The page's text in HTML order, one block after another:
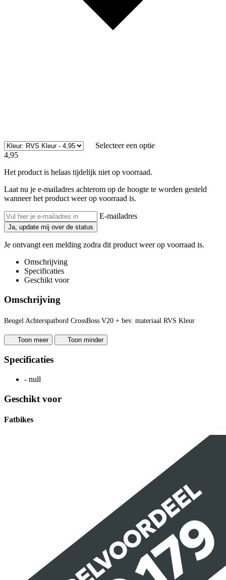
Selecteer een optie
4,95
Het product is helaas tijdelijk niet op voorraad.
Laat nu je e-mailadres achterom op de hoogte te worden gesteld
wanneer het product weer op voorraad is.
E-mailadres
Ja, update mij over de status
Je ontvangt een melding zodra dit product weer op voorraad is.
Omschrijving
Specificaties
Geschikt voor
Omschrijving
Beugel Achterspatbord CrossBoss V20 + bev. materiaal RVS Kleur
Toon meer Toon minder
Specificaties
- null
Geschikt voor
Fatbikes